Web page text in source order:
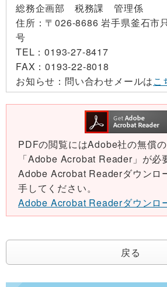
総務企画部 税務課 管理係
住所： 〒026-8686 岩手県釜石市
号
TEL：0193-27-8417
FAX：0193-22-8018
お知らせ： 問い合わせメールはこ
PDFの閲覧にはAdobe社の無償
「Adobe Acrobat Reader」が必
Adobe Acrobat Readerダウンロ
手してください。
Adobe Acrobat Readerダウンロ
戻る